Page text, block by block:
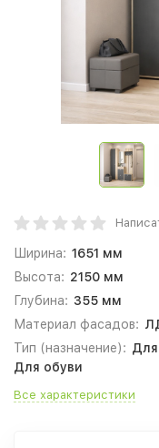
Ширина: 1651 мм
Высота: 2150 мм
Глубина: 355 мм
Материал фасадов:
Тип (назначение):
Для обуви
Все характеристики